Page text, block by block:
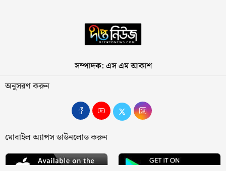
সম্পাদক: এস এম আকাশ
অনুসরণ করুন
মোবাইল অ্যাপস ডাউনলোড করুন